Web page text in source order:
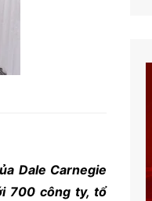
Dale Carnegie
700 công ty, tổ